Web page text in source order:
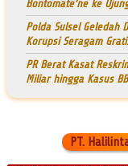
Bontomate’ne ke
Polda Sulsel Geledah
Korupsi Seragam
PR Berat Kasat
Miliar hingga Kasus
PT.